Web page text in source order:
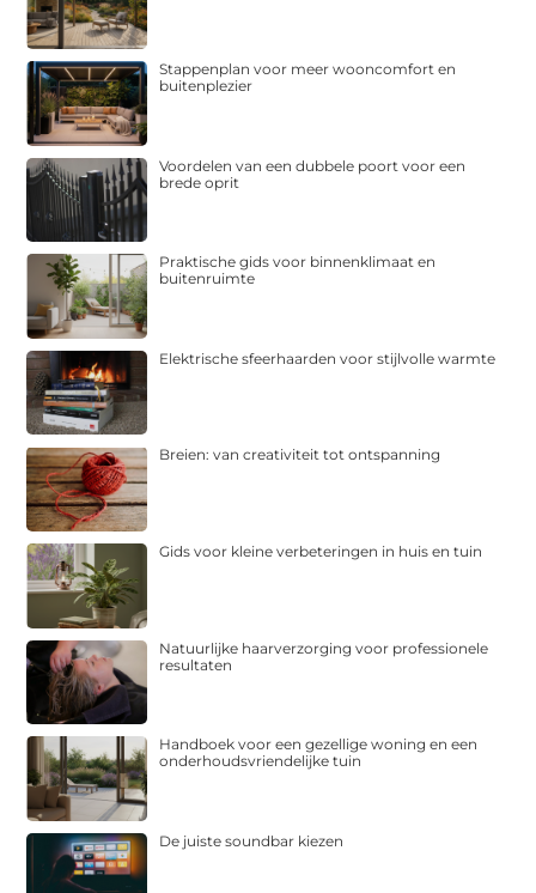
Stappenplan voor meer wooncomfort en
buitenplezier
Voordelen van een dubbele poort voor een
brede oprit
Praktische gids voor binnenklimaat en
buitenruimte
Elektrische sfeerhaarden voor stijlvolle warmte
Breien: van creativiteit tot ontspanning
Gids voor kleine verbeteringen in huis en tuin
Natuurlijke haarverzorging voor professionele
resultaten
Handboek voor een gezellige woning en een
onderhoudsvriendelijke tuin
De juiste soundbar kiezen